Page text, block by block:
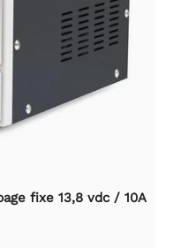
fixe 13,8 vdc / 10A